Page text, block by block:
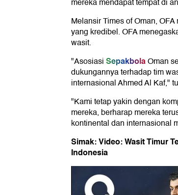
mereka mendapat tempat di
Melansir Times of Oman,
yang kredibel. OFA
wasit.
"AsosiasiSepakbolaOman
dukungannya terhadap tim
internasional Ahmed Al Kaf,"
"Kami tetap yakin dengan
mereka, berharap mereka
kontinental dan internasional
Simak: Video: Wasit Timur
Indonesia